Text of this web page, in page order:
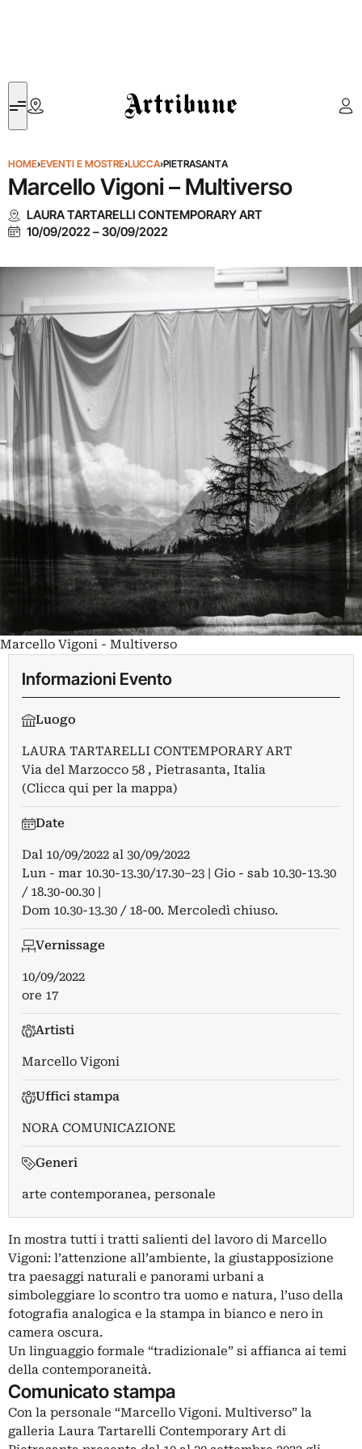
Artribune
HOME›EVENTI E MOSTRE›LUCCA›PIETRASANTA
Marcello Vigoni – Multiverso
LAURA TARTARELLI CONTEMPORARY ART
10/09/2022–30/09/2022
Marcello Vigoni - Multiverso
Informazioni Evento
Luogo
LAURA TARTARELLI CONTEMPORARY ART
Via del Marzocco 58 , Pietrasanta, Italia
(Clicca qui per la mappa)
Date
Dal 10/09/2022 al 30/09/2022
Lun - mar 10.30-13.30/17.30–23 | Gio - sab 10.30-13.30
/ 18.30-00.30 |
Dom 10.30-13.30 / 18-00. Mercoledì chiuso.
Vernissage
10/09/2022
ore 17
Artisti
Marcello Vigoni
Uffici stampa
NORA COMUNICAZIONE
Generi
arte contemporanea, personale
In mostra tutti i tratti salienti del lavoro di Marcello
Vigoni: l’attenzione all’ambiente, la giustapposizione
tra paesaggi naturali e panorami urbani a
simboleggiare lo scontro tra uomo e natura, l’uso della
fotografia analogica e la stampa in bianco e nero in
camera oscura.
Un linguaggio formale “tradizionale” si affianca ai temi
della contemporaneità.
Comunicato stampa
Con la personale “Marcello Vigoni. Multiverso” la
galleria Laura Tartarelli Contemporary Art di